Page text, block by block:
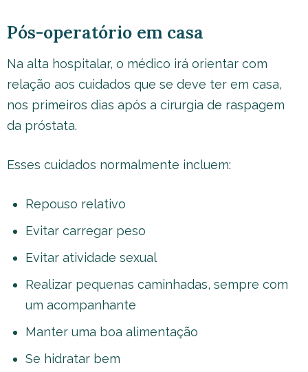
Pós-operatório em casa
Na alta hospitalar, o médico irá orientar com
relação aos cuidados que se deve ter em casa,
nos primeiros dias após a cirurgia de raspagem
da próstata.
Esses cuidados normalmente incluem:
Repouso relativo
Evitar carregar peso
Evitar atividade sexual
Realizar pequenas caminhadas, sempre com
um acompanhante
Manter uma boa alimentação
Se hidratar bem